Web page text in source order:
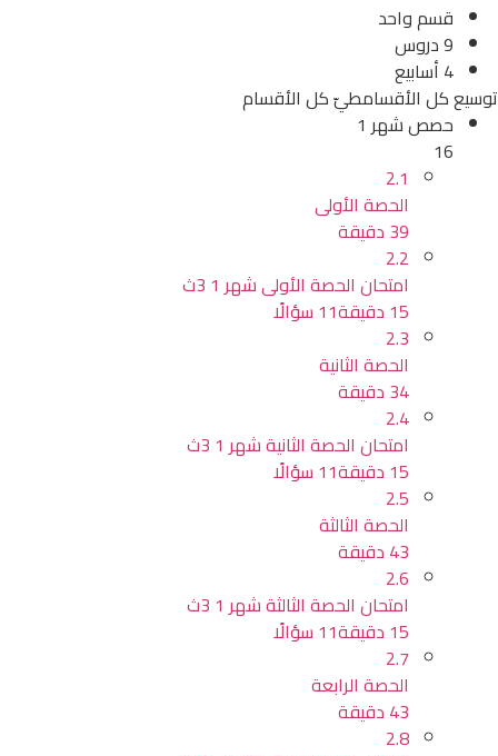
قسم واحد
9 دروس
4 أسابيع
توسيع كل الأقسامطيّ كل الأقسام
حصص شهر 1
16
2.1
الحصة الأولى
39 دقيقة
2.2
امتحان الحصة الأولى شهر 1 3ث
15 دقيقة
11 سؤالًا
2.3
الحصة الثانية
34 دقيقة
2.4
امتحان الحصة الثانية شهر 1 3ث
15 دقيقة
11 سؤالًا
2.5
الحصة الثالثة
43 دقيقة
2.6
امتحان الحصة الثالثة شهر 1 3ث
15 دقيقة
11 سؤالًا
2.7
الحصة الرابعة
43 دقيقة
2.8